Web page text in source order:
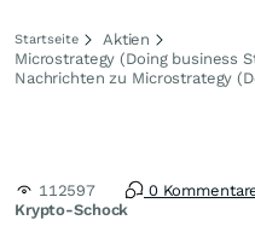
Startseite
Aktien
Microstrategy (Doing business
Nachrichten zu Microstrategy
Krypto-Schock
112597 0